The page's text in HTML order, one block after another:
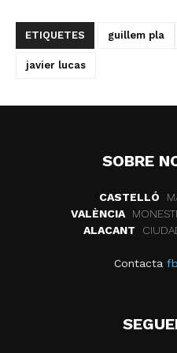
ETIQUETES guillem pla
javier lucas
SOBRE
CASTELLÓ
VALÈNCIA
ALACANT
Contacta